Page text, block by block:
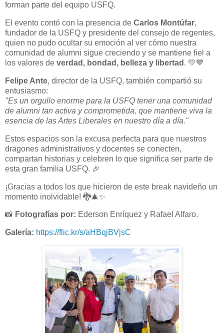
forman parte del equipo USFQ.
El evento contó con la presencia de Carlos Montúfar,
fundador de la USFQ y presidente del consejo de regentes,
quien no pudo ocultar su emoción al ver cómo nuestra
comunidad de alumni sigue creciendo y se mantiene fiel a
los valores de verdad, bondad, belleza y libertad . 💛💙
Felipe Ante, director de la USFQ, también compartió su
entusiasmo:
"Es un orgullo enorme para la USFQ tener una comunidad
de alumni tan activa y comprometida, que mantiene viva la
esencia de las Artes Liberales en nuestro día a día."
Estos espacios son la excusa perfecta para que nuestros
dragones administrativos y docentes se conecten,
compartan historias y celebren lo que significa ser parte de
esta gran familia USFQ. 🎉
¡Gracias a todos los que hicieron de este break navideño un
momento inolvidable! 🐉🎄✨
📸 Fotografías por: Ederson Enríquez y Rafael Alfaro.
Galería: https://flic.kr/s/aHBqjBVjsC